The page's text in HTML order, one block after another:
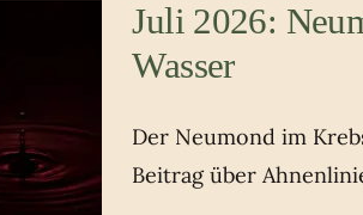
Juli 2026:
Wasser
Der Neumond im
Beitrag über